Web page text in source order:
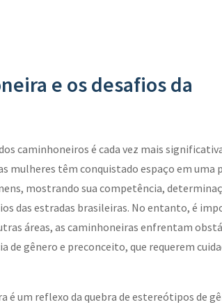
e os desafios da
caminhoneiros é cada vez mais
mulheres têm conquistado espaço em uma
mostrando sua competência,
das estradas brasileiras. No entanto, é
áreas, as caminhoneiras enfrentam
de gênero e preconceito, que requerem
é um reflexo da quebra de estereótipos de